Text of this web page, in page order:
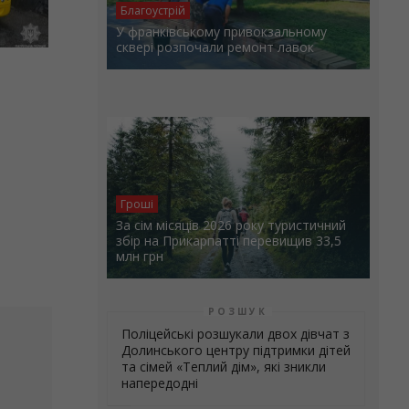
Благоустрій
У франківському привокзальному
сквері розпочали ремонт лавок
Гроші
За сім місяців 2026 року туристичний
збір на Прикарпатті перевищив 33,5
млн грн
РОЗШУК
Поліцейські розшукали двох дівчат з
Долинського центру підтримки дітей
та сімей «Теплий дім», які зникли
напередодні